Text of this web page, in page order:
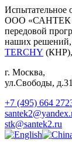
Испытательное
ООО «САНТЕК 2»
передовой
наших решений,
TERCHY (КНР),
г. Москва,
ул.Свободы,
+7 (495) 664
stk@santek2.ru